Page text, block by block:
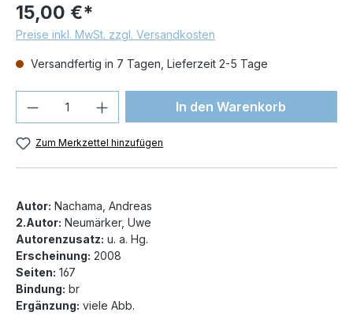
15,00 €*
Preise inkl. MwSt. zzgl. Versandkosten
Versandfertig in 7 Tagen, Lieferzeit 2-5 Tage
Produkt Anzahl: Gib denIn den Warenkorb
Zum Merkzettel hinzufügen
Autor: Nachama, Andreas
2.Autor: Neumärker, Uwe
Autorenzusatz: u. a. Hg.
Erscheinung: 2008
Seiten: 167
Bindung: br
Ergänzung: viele Abb.